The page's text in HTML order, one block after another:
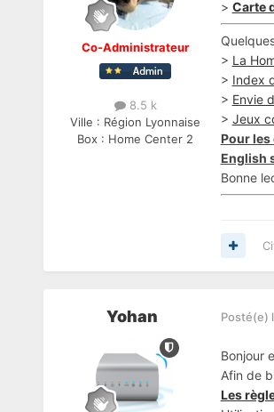
Co-Administrateur
8.5 k
Ville : Région Lyonnaise
Box : Home Center 2
> Carte
> La
> Index
> Envie
> Jeux
Pour
English
Bonne
Yohan Posté(e)
Bonjour
Afin de
Les